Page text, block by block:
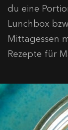
du eine
Lunchbox
Mittagessen
Rezepte für